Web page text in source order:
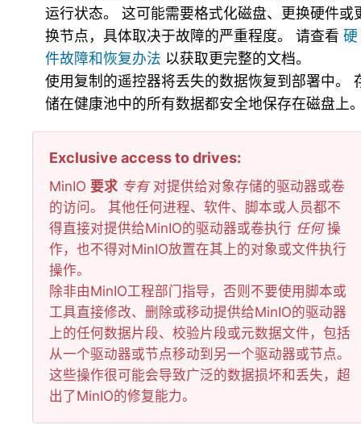
运行状态。 这可能需要格式化磁盘、更换硬件或
换节点，具体取决于故障的严重程度。 请查看 硬
件故障和恢复办法 以获取更完整的文档。
使用复制的遥控器将丢失的数据恢复到部署中。
储在健康池中的所有数据都安全地保存在磁盘上
Exclusive access to drives
MinIO 要求 专有对提供给对象存储的驱动器或卷
的访问。 其他任何进程、软件、脚本或人员都不
得直接对提供给MinIO的驱动器或卷执行 任何操
作，也不得对MinIO放置在其上的对象或文件执行
操作。
除非由MinIO工程部门指导，否则不要使用脚本或
工具直接修改、删除或移动提供给MinIO的驱动器
上的任何数据片段、校验片段或元数据文件，包括
从一个驱动器或节点移动到另一个驱动器或节点。
这些操作很可能会导致广泛的数据损坏和丢失，超
出了MinIO的修复能力。